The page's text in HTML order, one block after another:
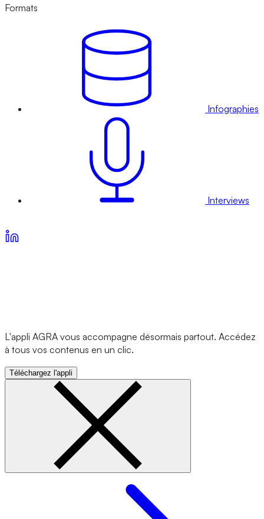
Formats
Infographies
Interviews
L'appli AGRA vous accompagne désormais partout. Accédez
à tous vos contenus en un clic.
Téléchargez l'appli